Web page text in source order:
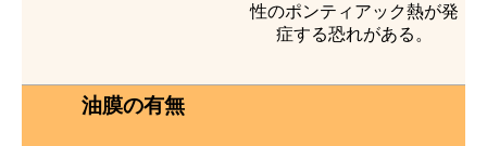
性のポンティアック熱が発
症する恐れがある。
油膜の有無